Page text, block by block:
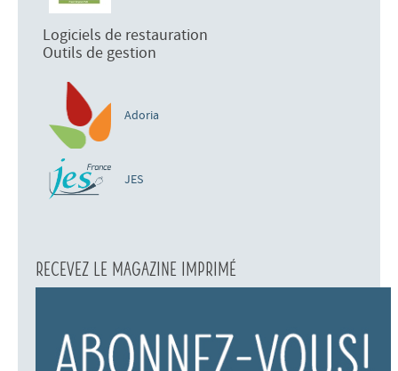
Logiciels de restauration
Outils de gestion
Adoria
JES
Recevez le magazine imprimé